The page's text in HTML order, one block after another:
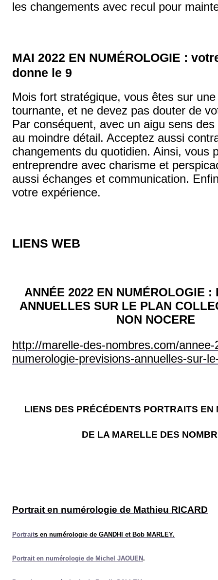
les changements avec recul pour
MAI 2022 EN NUMÉROLOGIE :
donne le 9
Mois fort stratégique, vous êtes sur
tournante, et ne devez pas douter de
Par conséquent, avec un aigu sens
au moindre détail. Acceptez aussi
changements du quotidien. Ainsi, vous
entreprendre avec charisme et
aussi échanges et communication.
votre expérience.
LIENS WEB
ANNÉE 2022 EN NUMÉROLOGIE :
ANNUELLES SUR LE PLAN
NON NOCERE
http://marelle-des-nombres.com/annee-
numerologie-previsions-annuelles-sur-
LIENS DES PRÉCÉDENTS PORTRAITS EN
DE LA MARELLE DES
Portrait en numérologie de Mathieu RICARD
Portraits en numérologie de GANDHI et Bob MARLEY.
Portrait en numérologie de Michel JAOUEN.